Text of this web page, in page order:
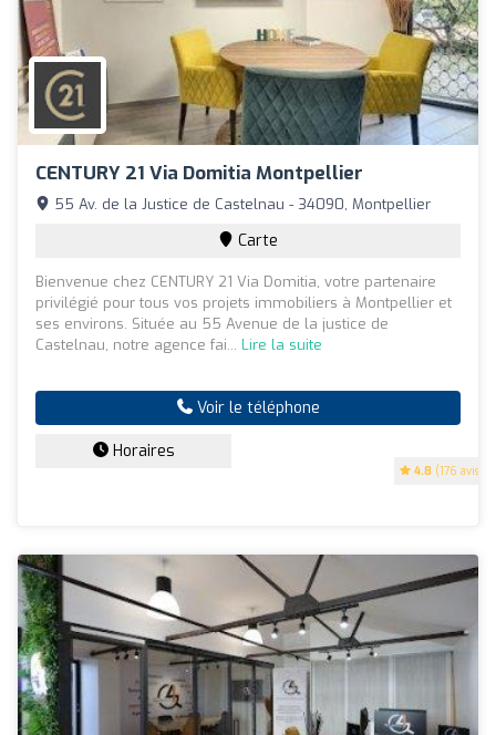
CENTURY 21 Via Domitia Montpellier
4.8 (176 avis)
55 Av. de la Justice de Castelnau - 34090, Montpellier
Carte
Bienvenue chez CENTURY 21 Via Domitia, votre partenaire
privilégié pour tous vos projets immobiliers à Montpellier et
ses environs. Située au 55 Avenue de la justice de
Castelnau, notre agence fai... Lire la suite
Voir le téléphone
Horaires